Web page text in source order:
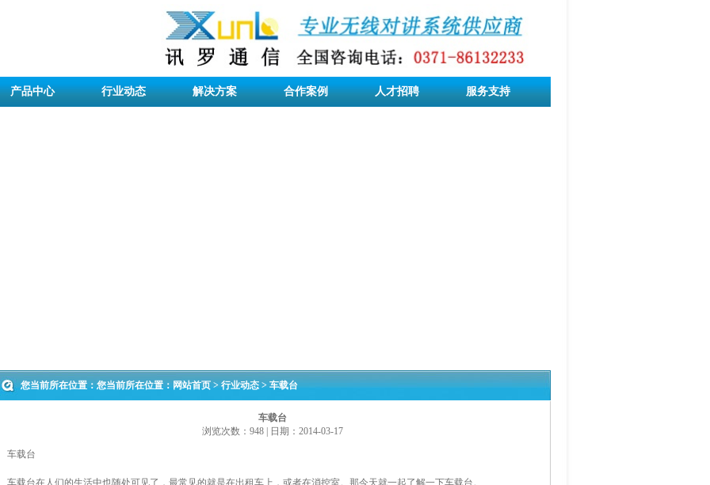
产品中心 行业动态 解决方案 合作案例 人才招聘 服务支持
您当前所在位置：您当前所在位置：网站首页>行业动态> 车载台
车载台
浏览次数：948 | 日期：2014-03-17
车载台
车载台在人们的生活中也随处可见了，最常见的就是在出租车上，或者在消控室。那今天就一起了解一下车载台。